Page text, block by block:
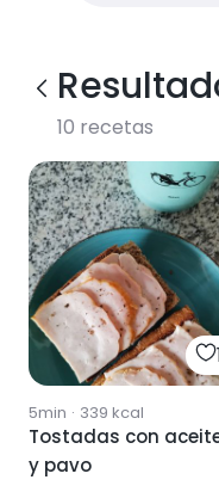
10 recetas
5min · 339 kcal
Tostadas con
y pavo